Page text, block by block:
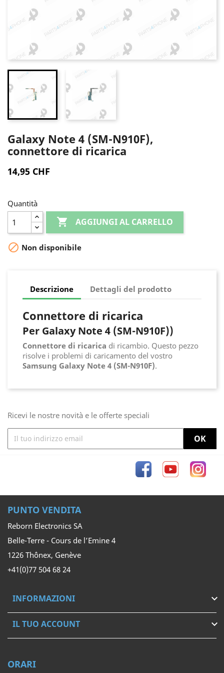
Galaxy Note 4 (SM-N910F),
connettore di ricarica
14,95 CHF
Quantità
 AGGIUNGI AL CARRELLO
 Non disponibile
Descrizione Dettagli del prodotto
Connettore di ricarica
Per Galaxy Note 4 (SM-N910F))
Connettore di ricarica di ricambio. Questo pezzo
risolve i problemi di caricamento del vostro
Samsung Galaxy Note 4 (SM-N910F).
Ricevi le nostre novità e le offerte speciali
FacebookYouTube
PUNTO VENDITA
Reborn Electronics SA
Belle-Terre - Cours de l’Emine 4
1226 Thônex, Genève
+41(0)77 504 68 24
INFORMAZIONI 
IL TUO ACCOUNT 
ORARI